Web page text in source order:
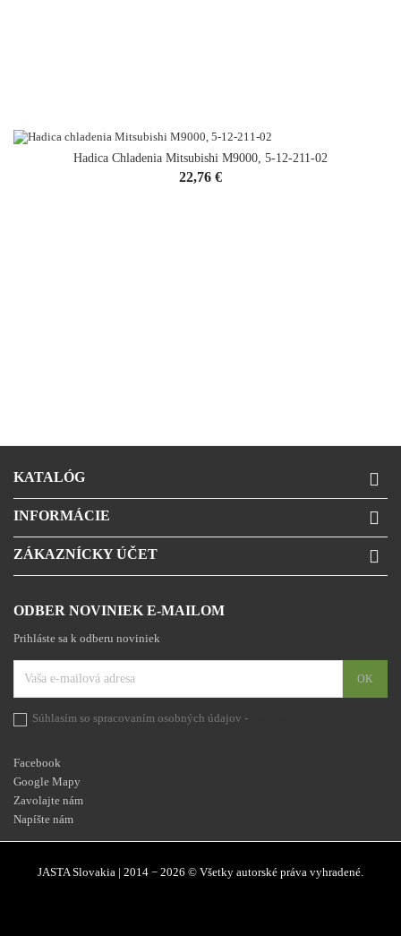
Hadica Chladenia Mitsubishi M9000, 5-12-211-02
Cena
22,76 €
KATALÓG 
INFORMÁCIE 
ZÁKAZNÍCKY ÚČET 
ODBER NOVINIEK E-MAILOM
Prihláste sa k odberu noviniek
Súhlasím so spracovaním osobných údajov -
Facebook
Google Mapy
Zavolajte nám
Napíšte nám
JASTA Slovakia | 2014 − 2026 © Všetky autorské práva vyhradené.